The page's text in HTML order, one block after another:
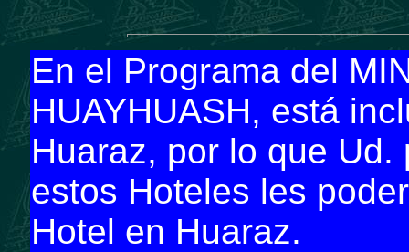
En el Programa del
HUAYHUASH, está
Huaraz, por lo que
estos Hoteles les
Hotel en Huaraz.